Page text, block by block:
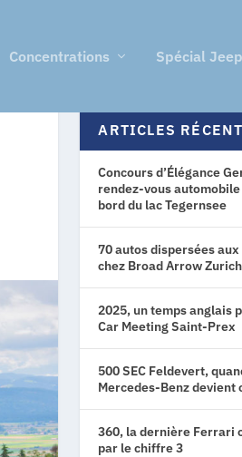
Concentrations Spécial Jeep
ARTICLES
Concours d’Élégance
rendez-vous automobile
bord du lac Tegernsee
70 autos dispersées
chez Broad Arrow
2025, un temps anglais
Car Meeting Saint-Prex
500 SEC Feldevert,
Mercedes-Benz devient
360, la dernière Ferrari
par le chiffre 3